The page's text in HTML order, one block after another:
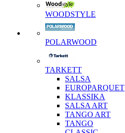
WOODSTYLE
POLARWOOD
TARKETT
SALSA
EUROPARQUET
KLASSIKA
SALSA ART
TANGO ART
TANGO